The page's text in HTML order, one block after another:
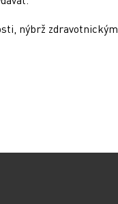
nýbrž zdravotnickým